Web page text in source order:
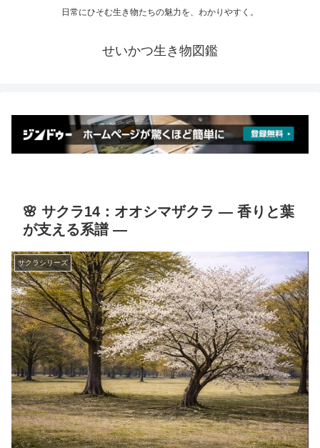
日常にひそむ生き物たちの魅力を、わかりやすく。
せいかつ生き物図鑑
🌸 サクラ14：オオシマザクラ ― 香りと葉
が支える系譜 ―
サクラシリーズ